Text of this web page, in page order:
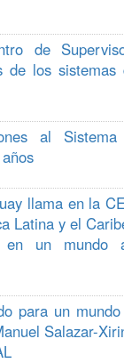
de
de los sistemas
al
llama en la
Latina y el
en un mundo
para un
Salazar-